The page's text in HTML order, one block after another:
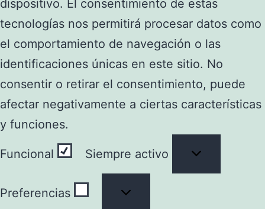
dispositivo. El consentimiento de estas
tecnologías nos permitirá procesar datos como
el comportamiento de navegación o las
identificaciones únicas en este sitio. No
consentir o retirar el consentimiento, puede
afectar negativamente a ciertas características
y funciones.
Funcional Siempre activo
Preferencias